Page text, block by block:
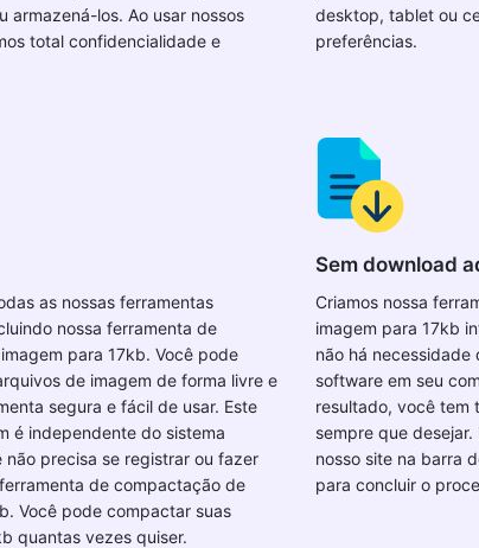
armazená-los. Ao usar nossos
total confidencialidade e
desktop, tablet ou
preferências.
as nossas ferramentas
nossa ferramenta de
para 17kb. Você pode
de imagem de forma livre e
segura e fácil de usar. Este
é independente do sistema
não precisa se registrar ou fazer
de compactação de
Você pode compactar suas
quantas vezes quiser.
Sem download
Criamos nossa
imagem para 17kb
não há necessidade
software em seu
resultado, você tem
sempre que
nosso site na barra
para concluir o